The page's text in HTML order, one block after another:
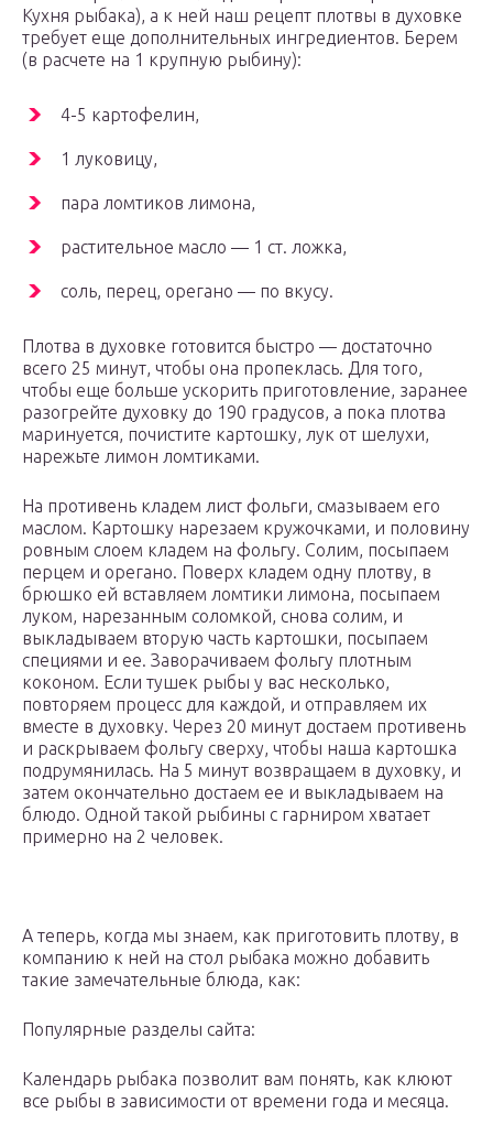
Кухня рыбака), а к ней наш рецепт плотвы в духовке
требует еще дополнительных ингредиентов. Берем
(в расчете на 1 крупную рыбину):
4-5 картофелин,
1 луковицу,
пара ломтиков лимона,
растительное масло — 1 ст. ложка,
соль, перец, орегано — по вкусу.
Плотва в духовке готовится быстро — достаточно
всего 25 минут, чтобы она пропеклась. Для того,
чтобы еще больше ускорить приготовление, заранее
разогрейте духовку до 190 градусов, а пока плотва
маринуется, почистите картошку, лук от шелухи,
нарежьте лимон ломтиками.
На противень кладем лист фольги, смазываем его
маслом. Картошку нарезаем кружочками, и половину
ровным слоем кладем на фольгу. Солим, посыпаем
перцем и орегано. Поверх кладем одну плотву, в
брюшко ей вставляем ломтики лимона, посыпаем
луком, нарезанным соломкой, снова солим, и
выкладываем вторую часть картошки, посыпаем
специями и ее. Заворачиваем фольгу плотным
коконом. Если тушек рыбы у вас несколько,
повторяем процесс для каждой, и отправляем их
вместе в духовку. Через 20 минут достаем противень
и раскрываем фольгу сверху, чтобы наша картошка
подрумянилась. На 5 минут возвращаем в духовку, и
затем окончательно достаем ее и выкладываем на
блюдо. Одной такой рыбины с гарниром хватает
примерно на 2 человек.
А теперь, когда мы знаем, как приготовить плотву, в
компанию к ней на стол рыбака можно добавить
такие замечательные блюда, как:
Популярные разделы сайта:
Календарь рыбака позволит вам понять, как клюют
все рыбы в зависимости от времени года и месяца.